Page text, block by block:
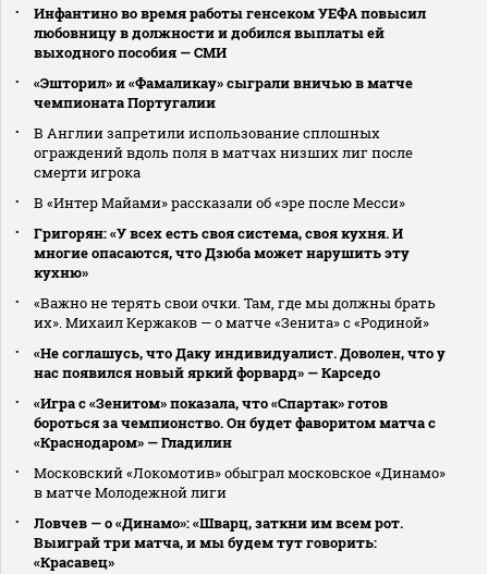
Инфантино во время работы генсеком УЕФА повысил
любовницу в должности и добился выплаты ей
выходного пособия — СМИ
«Эшторил» и «Фамаликау» сыграли вничью в матче
чемпионата Португалии
В Англии запретили использование сплошных
ограждений вдоль поля в матчах низших лиг после
смерти игрока
В «Интер Майами» рассказали об «эре после Месси»
Григорян: «У всех есть своя система, своя кухня. И
многие опасаются, что Дзюба может нарушить эту
кухню»
«Важно не терять свои очки. Там, где мы должны брать
их». Михаил Кержаков — о матче «Зенита» с «Родиной»
«Не соглашусь, что Даку индивидуалист. Доволен, что у
нас появился новый яркий форвард» — Карседо
«Игра с «Зенитом» показала, что «Спартак» готов
бороться за чемпионство. Он будет фаворитом матча с
«Краснодаром» — Гладилин
Московский «Локомотив» обыграл московское «Динамо»
в матче Молодежной лиги
Ловчев — о «Динамо»: «Шварц, заткни им всем рот.
Выиграй три матча, и мы будем тут говорить:
«Красавец»